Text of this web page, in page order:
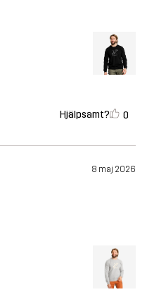
Hjälpsamt? 0
8 maj 2026